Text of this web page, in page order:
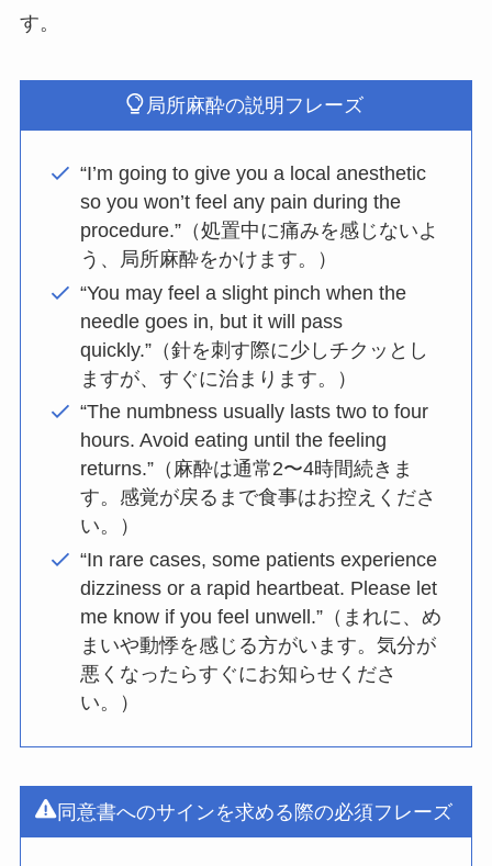
す。
局所麻酔の説明フレーズ
“I’m going to give you a local anesthetic
so you won’t feel any pain during the
procedure.”（処置中に痛みを感じないよ
う、局所麻酔をかけます。）
“You may feel a slight pinch when the
needle goes in, but it will pass
quickly.”（針を刺す際に少しチクッとし
ますが、すぐに治まります。）
“The numbness usually lasts two to four
hours. Avoid eating until the feeling
returns.”（麻酔は通常2〜4時間続きま
す。感覚が戻るまで食事はお控えくださ
い。）
“In rare cases, some patients experience
dizziness or a rapid heartbeat. Please let
me know if you feel unwell.”（まれに、め
まいや動悸を感じる方がいます。気分が
悪くなったらすぐにお知らせくださ
い。）
同意書へのサインを求める際の必須フレーズ